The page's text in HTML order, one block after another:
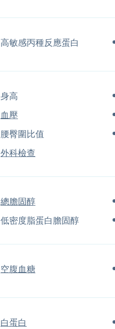
高敏感丙種反應蛋白
身高
血壓
腰臀圍比值
外科檢查
總膽固醇
低密度脂蛋白膽固醇
空腹血糖
白蛋白